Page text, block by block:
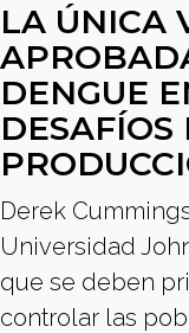
LA ÚNICA
DENGUE
DESAFÍOS
Derek
Universidad
que se deben
controlar las